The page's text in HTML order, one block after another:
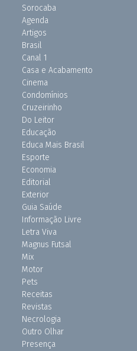
Sorocaba
Agenda
Artigos
Brasil
Canal 1
Casa e Acabamento
Cinema
Condomínios
Cruzeirinho
Do Leitor
Educação
Educa Mais Brasil
Esporte
Economia
Editorial
Exterior
Guia Saúde
Informação Livre
Letra Viva
Magnus Futsal
Mix
Motor
Pets
Receitas
Revistas
Necrologia
Outro Olhar
Presença